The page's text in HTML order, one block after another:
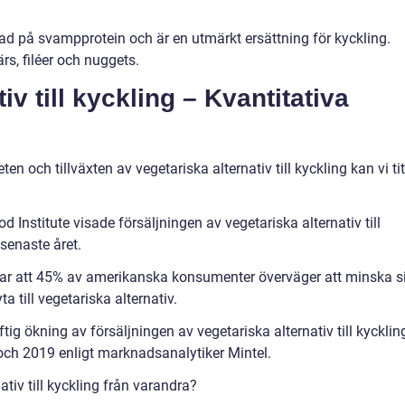
på svampprotein och är en utmärkt ersättning för kyckling.
filéer och nuggets.
till kyckling – Kvantitativa
och tillväxten av vegetariska alternativ till kyckling kan vi
Institute visade försäljningen av vegetariska alternativ till
året.
att 45% av amerikanska konsumenter överväger att minska
till vegetariska alternativ.
ökning av försäljningen av vegetariska alternativ till
2019 enligt marknadsanalytiker Mintel.
till kyckling från varandra?